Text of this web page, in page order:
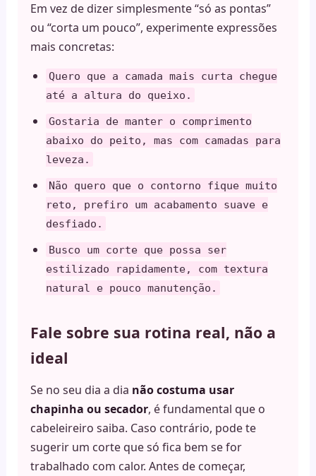
Em vez de dizer simplesmente “só as pontas”
ou “corta um pouco”, experimente expressões
mais concretas:
Quero que a camada mais curta chegue
até a altura do queixo.
Gostaria de manter o comprimento
abaixo do peito, mas com camadas para
leveza.
Não quero que o contorno fique muito
reto, prefiro um acabamento suave e
desfiado.
Busco um corte que possa ser
estilizado rapidamente, com textura
natural e pouco manutenção.
Fale sobre sua rotina real, não a
ideal
Se no seu dia a dia não costuma usar
chapinha ou secador, é fundamental que o
cabeleireiro saiba. Caso contrário, pode te
sugerir um corte que só fica bem se for
trabalhado com calor. Antes de começar,